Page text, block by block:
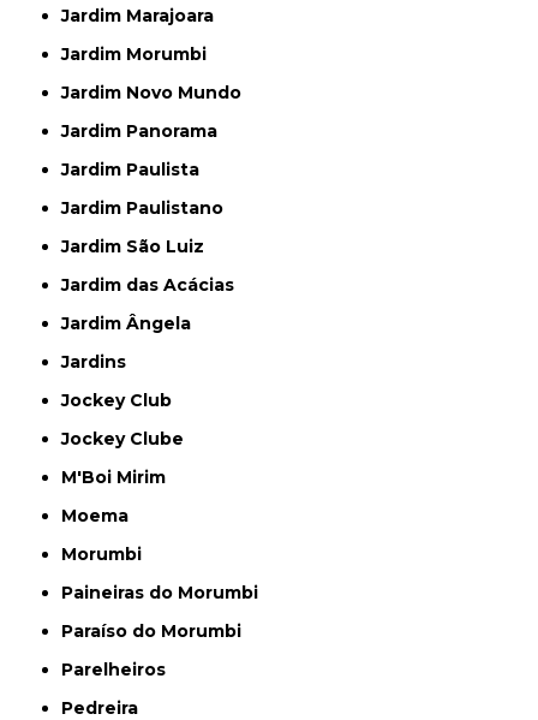
Jardim Marajoara
Jardim Morumbi
Jardim Novo Mundo
Jardim Panorama
Jardim Paulista
Jardim Paulistano
Jardim São Luiz
Jardim das Acácias
Jardim Ângela
Jardins
Jockey Club
Jockey Clube
M'Boi Mirim
Moema
Morumbi
Paineiras do Morumbi
Paraíso do Morumbi
Parelheiros
Pedreira